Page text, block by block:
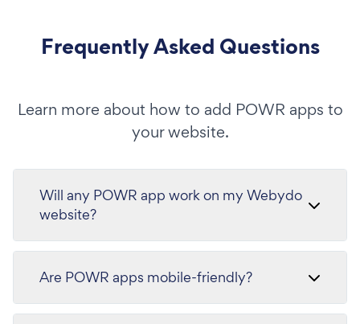
Frequently Asked Questions
Learn more about how to add POWR apps to
your website.
Will any POWR app work on my Webydo
website?
Are POWR apps mobile-friendly?